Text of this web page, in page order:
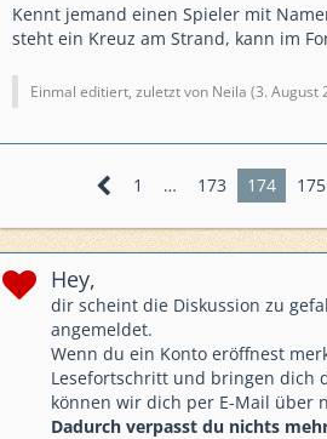
Kennt jemand einen Spieler mit
steht ein Kreuz am Strand, kann im
Einmal editiert, zuletzt von Neila (3. August
1 … 173 174 175
Hey,
dir scheint die Diskussion zu
angemeldet.
Wenn du ein Konto eröffnest
Lesefortschritt und bringen dich
können wir dich per E-Mail über
Dadurch verpasst du nichts